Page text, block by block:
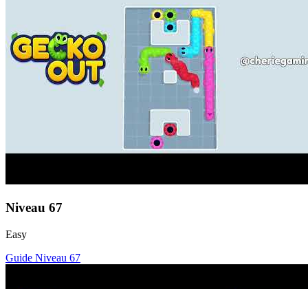
Niveau 67
Easy
Guide Niveau 67